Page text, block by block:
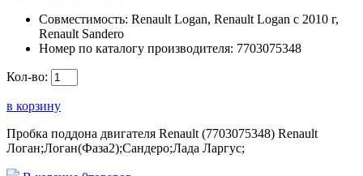
Совместимость: Renault Logan, Renault Logan c 2010 г,
Renault Sandero
Номер по каталогу производителя: 7703075348
Кол-во:
в корзину
Пробка поддона двигателя Renault (7703075348) Renault
Логан;Логан(Фаза2);Сандеро;Лада Ларгус;